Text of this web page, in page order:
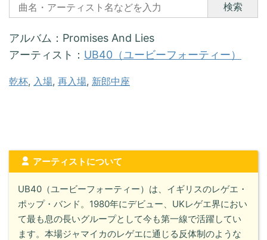
検索
アルバム：Promises And Lies
アーティスト： UB40（ユービーフォーティー）
乾杯, 入場, 再入場, 新郎中座
アーティストについて
UB40（ユービーフォーティー）は、イギリスのレゲエ・
ポップ・バンド。1980年にデビュー、UKレゲエ界におい
て最も息の長いグループとして今も第一線で活躍してい
ます。本場ジャマイカのレゲエに通じる反体制のような